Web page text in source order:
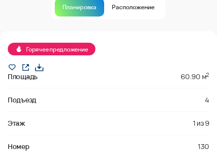
Планировка Расположение
Горячее предложение
Площадь 60.90 м2
Подъезд 4
Этаж 1 из9
Номер 130